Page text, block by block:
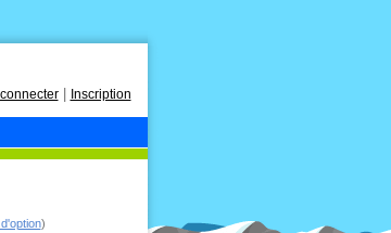
| Inscription
)